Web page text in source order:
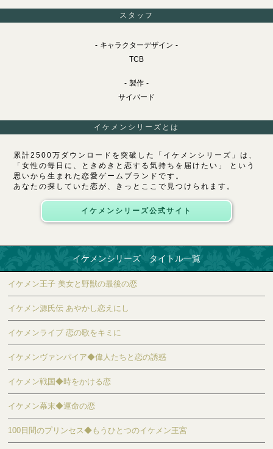
スタッフ
キャラクターデザイン
TCB
製作
サイバード
イケメンシリーズとは
累計2500万ダウンロードを突破した「イケメンシリーズ」は、
「女性の毎日に、ときめきと恋する気持ちを届けたい」 という
思いから生まれた恋愛ゲームブランドです。
あなたの探していた恋が、きっとここで見つけられます。
イケメンシリーズ公式サイト
イケメンシリーズ タイトル一覧
イケメン王子 美女と野獣の最後の恋
イケメン源氏伝 あやかし恋えにし
イケメンライブ 恋の歌をキミに
イケメンヴァンパイア◆偉人たちと恋の誘惑
イケメン戦国◆時をかける恋
イケメン幕末◆運命の恋
100日間のプリンセス◆もうひとつのイケメン王宮